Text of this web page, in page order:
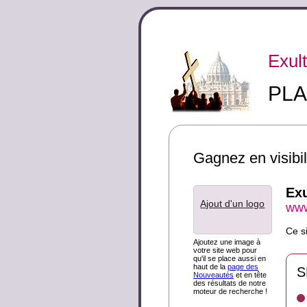
Gagnez en
Ajout d'un logo
Ajoutez une image à
votre site web pour
qu'il se place aussi en
haut de la page des
Nouveautés et en tête
des résultats de notre
moteur de recherche !
Ce